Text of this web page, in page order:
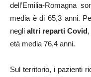
dell’Emilia-Romagna
media è di 65,3 anni.
negli altri reparti Covid
età media 76,4 anni.
Sul territorio, i pazienti